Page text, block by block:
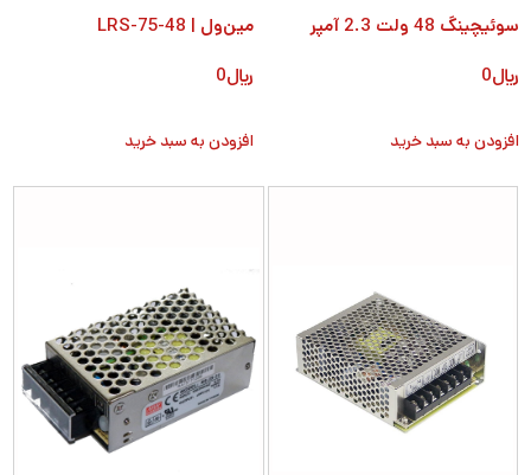
سوئیچینگ 48 ولت 2.3 آمپر
﷼0
افزودن به سبد خرید
مین‌ول | LRS-75-48
﷼0
افزودن به سبد خرید